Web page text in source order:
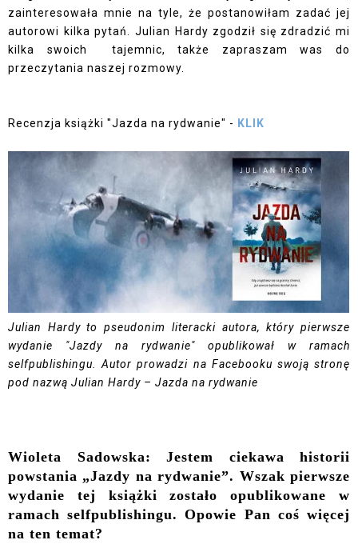
zainteresowała mnie na tyle, że postanowiłam zadać jej
autorowi kilka pytań. Julian Hardy zgodził się zdradzić mi
kilka swoich tajemnic, także zapraszam was do
przeczytania naszej rozmowy.
Recenzja książki "Jazda na rydwanie" - KLIK
Julian Hardy to pseudonim literacki autora, który pierwsze
wydanie "Jazdy na rydwanie" opublikował w ramach
selfpublishingu. Autor prowadzi na Facebooku swoją stronę
pod nazwą Julian Hardy – Jazda na rydwanie
Wioleta Sadowska: Jestem ciekawa historii
powstania „Jazdy na rydwanie”. Wszak pierwsze
wydanie tej książki zostało opublikowane w
ramach selfpublishingu. Opowie Pan coś więcej
na ten temat?